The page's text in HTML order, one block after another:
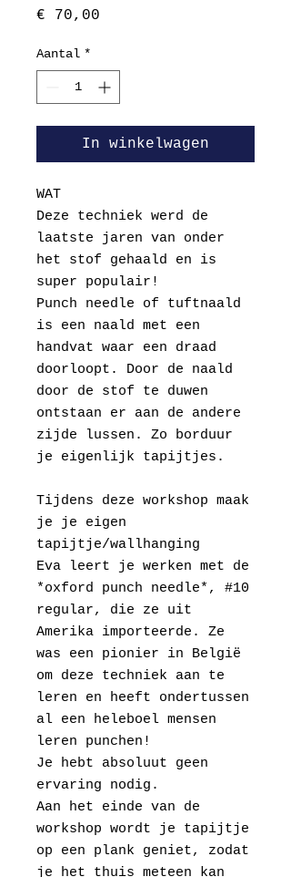
€ 70,00
Aantal *
In winkelwagen
WAT
Deze techniek werd de
laatste jaren van onder
het stof gehaald en is
super populair!
Punch needle of tuftnaald
is een naald met een
handvat waar een draad
doorloopt. Door de naald
door de stof te duwen
ontstaan er aan de andere
zijde lussen. Zo borduur
je eigenlijk tapijtjes.
Tijdens deze workshop maak
je je eigen
tapijtje/wallhanging
Eva leert je werken met de
*oxford punch needle*, #10
regular, die ze uit
Amerika importeerde. Ze
was een pionier in België
om deze techniek aan te
leren en heeft ondertussen
al een heleboel mensen
leren punchen!
Je hebt absoluut geen
ervaring nodig.
Aan het einde van de
workshop wordt je tapijtje
op een plank geniet, zodat
je het thuis meteen kan